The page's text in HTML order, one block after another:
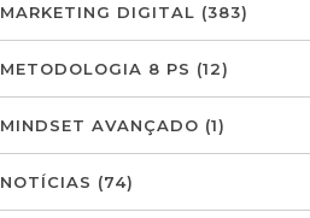
MARKETING DIGITAL (383)
METODOLOGIA 8 PS (12)
MINDSET AVANÇADO (1)
NOTÍCIAS (74)